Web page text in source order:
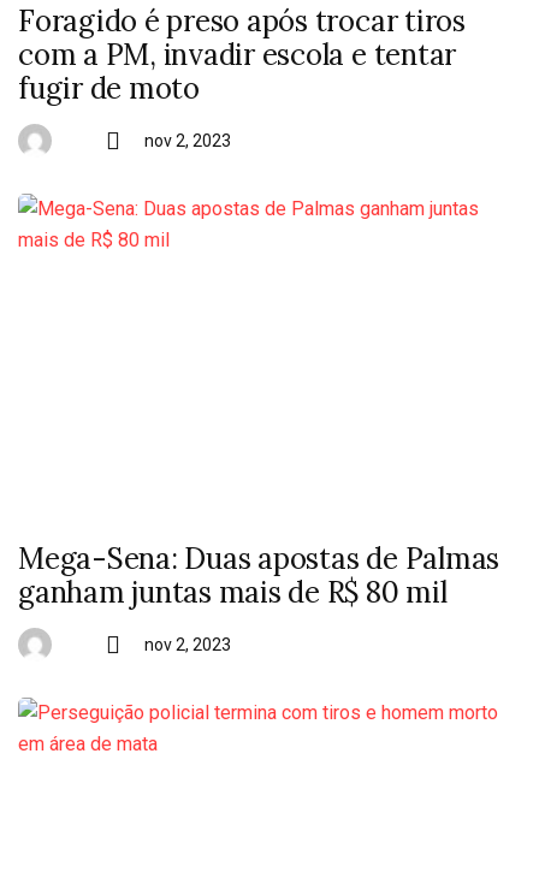
Foragido é preso após trocar tiros
com a PM, invadir escola e tentar
fugir de moto
nov 2, 2023
Mega-Sena: Duas apostas de Palmas
ganham juntas mais de R$ 80 mil
nov 2, 2023